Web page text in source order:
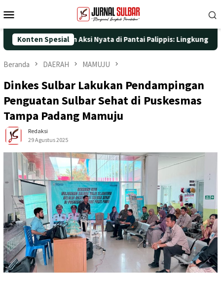
ke
Mobile
Konten Spesial
25 dengan Aksi Nyata di Pantai Palippis: Lingkungan dan
Beranda DAERAH MAMUJU
Dinkes Sulbar Lakukan Pendampingan
Penguatan Sulbar Sehat di Puskesmas
Tampa Padang Mamuju
Redaksi
29 Agustus 2025